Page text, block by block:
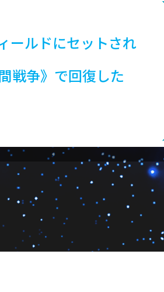
ールドにセットされ
戦争》で回復した